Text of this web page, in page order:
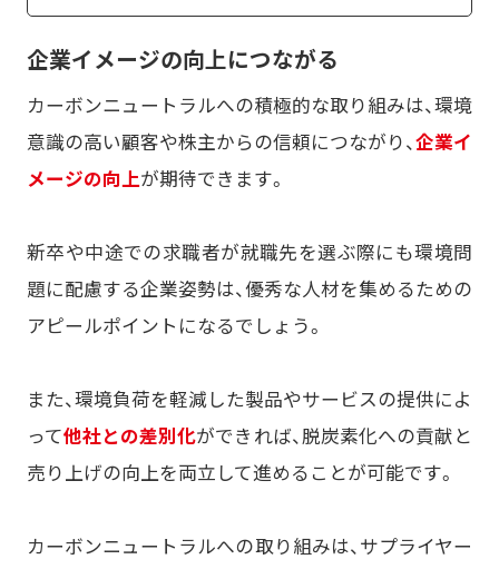
企業イメージの向上につながる
カーボンニュートラルへの積極的な取り組みは、環境
意識の高い顧客や株主からの信頼につながり、企業イ
メージの向上が期待できます。
新卒や中途での求職者が就職先を選ぶ際にも環境問
題に配慮する企業姿勢は、優秀な人材を集めるための
アピールポイントになるでしょう。
また、環境負荷を軽減した製品やサービスの提供によ
って他社との差別化ができれば、脱炭素化への貢献と
売り上げの向上を両立して進めることが可能です。
カーボンニュートラルへの取り組みは、サプライヤー